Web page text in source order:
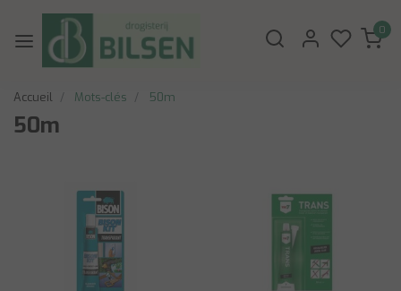
0
Accueil Mots-clés 50m
50m